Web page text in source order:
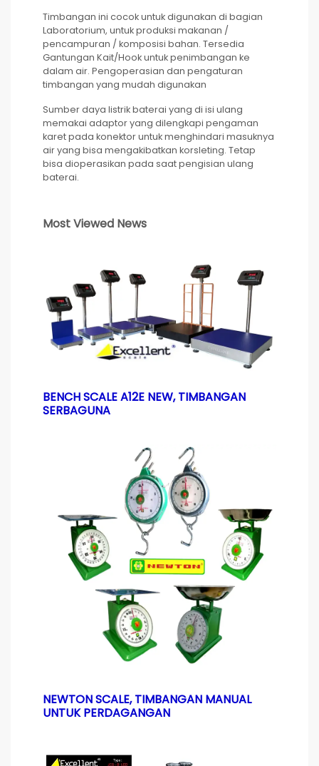
Timbangan ini cocok untuk digunakan di bagian
Laboratorium, untuk produksi makanan /
pencampuran / komposisi bahan. Tersedia
Gantungan Kait/Hook untuk penimbangan ke
dalam air. Pengoperasian dan pengaturan
timbangan yang mudah digunakan
Sumber daya listrik baterai yang di isi ulang
memakai adaptor yang dilengkapi pengaman
karet pada konektor untuk menghindari masuknya
air yang bisa mengakibatkan korsleting. Tetap
bisa dioperasikan pada saat pengisian ulang
baterai.
Most Viewed News
BENCH SCALE A12E NEW, TIMBANGAN
SERBAGUNA
NEWTON SCALE, TIMBANGAN MANUAL
UNTUK PERDAGANGAN